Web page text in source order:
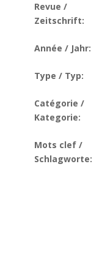
Revue /
Zeitschrift:
Année / Jahr:
Type / Typ:
Catégorie /
Kategorie:
Mots clef /
Schlagworte: